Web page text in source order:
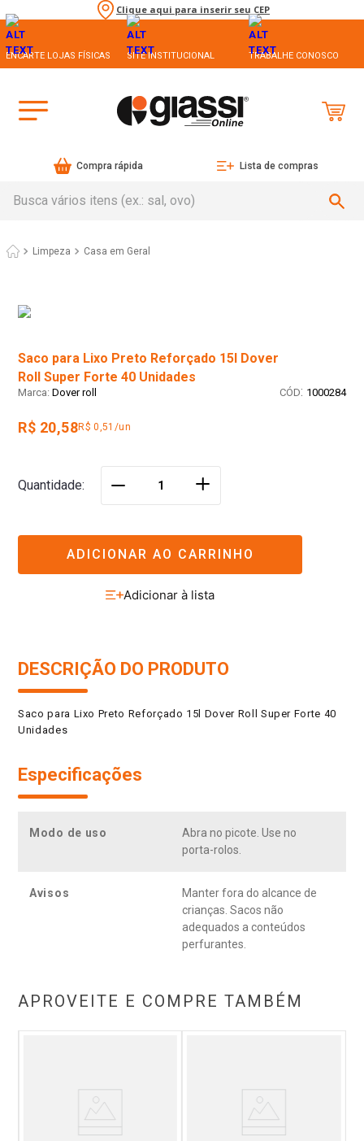
Clique aqui para inserir seu CEP
ENCARTE LOJAS FÍSICAS SITE INSTITUCIONAL TRABALHE CONOSCO
Compra rápida Lista de compras
Limpeza Casa em Geral
Saco para Lixo Preto Reforçado 15l Dover
Roll Super Forte 40 Unidades
Dover roll : 1000284
R$ 20,58R$ 0,51/un
Quantidade ＋
ADICIONAR AO CARRINHO
DESCRIÇÃO DO PRODUTO
Saco para Lixo Preto Reforçado 15l Dover Roll Super Forte 40
Unidades
Especificações
Modo de uso
Abra no picote. Use no
porta-rolos.
Avisos
Manter fora do alcance de
crianças. Sacos não
adequados a conteúdos
perfurantes.
APROVEITE E COMPRE TAMBÉM